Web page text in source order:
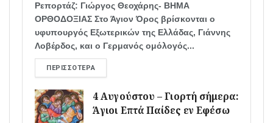
Ρεπορτάζ: Γιώργος Θεοχάρης- ΒΗΜΑ
ΟΡΘΟΔΟΞΙΑΣ Στο Άγιον Όρος βρίσκονται ο
υφυπουργός Εξωτερικών της Ελλάδας, Γιάννης
Λοβέρδος, και ο Γερμανός ομόλογός...
ΠΕΡΙΣΣΌΤΕΡΑ
4 Αυγούστου – Γιορτή σήμερα:
Άγιοι Επτά Παίδες εν Εφέσω